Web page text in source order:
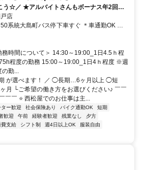
う☆／ ★アルバイトさんもボーナス年2回！
立OK
店
島町バス停下車すぐ ＊車通勤OK ＊
勤OK
務時間について＞ 14:30～19:00_1日4.5ｈ程
程度の勤務 15:00～19:00_1日4ｈ程度 ※週
勤...
が選べます！ ／ ◯長期…6ヶ月以上 ◯短
月 └ご希望の働き方をお選びください♪ ￣￣
￣￣ ⭐️ 西松屋でのお仕事は主...
ター歓迎 社会保険あり バイク通勤OK
短期
歓迎 午前 経験者歓迎 残業なし
夕方
費支給 シフト制 週4日以上OK
服装自由